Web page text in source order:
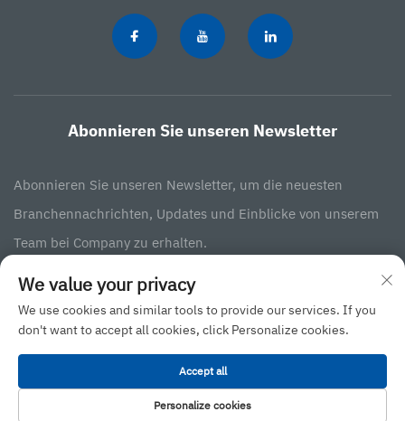
Abonnieren Sie unseren Newsletter
Abonnieren Sie unseren Newsletter, um die neuesten
Branchennachrichten, Updates und Einblicke von unserem
Team bei Company zu erhalten.
Abonnieren
Urheberrecht © 2025 durch JINAN BINGXIN INTERNATIONAL BUSINESS
Nach oben scrollen
We value your privacy
We use cookies and similar tools to provide our services. If you
don't want to accept all cookies, click Personalize cookies.
Personalize cookies
Accept all